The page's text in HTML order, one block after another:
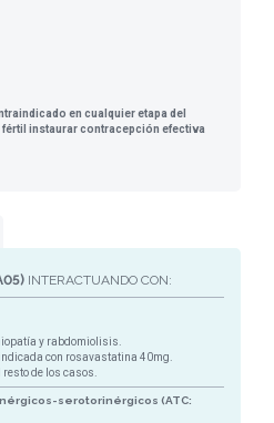
en cualquier etapa del
fértil instaurar contracepción efectiva
INTERACTUANDO CON:
y rabdomiolisis.
con rosavastatina 40mg.
de los casos.
serotorinérgicos (ATC: